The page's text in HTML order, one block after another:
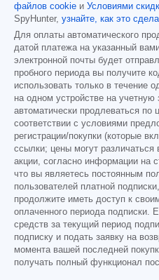
файлов cookie и Условиями
SpyHunter, узнайте, как это
Для оплаты автоматического
датой платежа на указанный
электронной почты будет
пробного периода вы получите
использовать только в течение
на одном устройстве на
автоматически продлеваться по
соответствии с условиями
регистрации/покупки (которые
ссылки; цены могут различаться
акции, согласно информации на
что вы являетесь постоянным
пользователей платной
продолжите иметь доступ к
оплаченного периода подписки.
средств за текущий период
подписку и подать заявку на
момента вашей последней
получать полный функционал